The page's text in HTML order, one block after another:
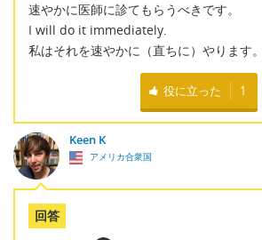
速やかに医師に診てもらうべきです。
I will do it immediately.
私はそれを速やかに（直ちに）やります。
役に立った 1
Keen K
アメリカ合衆国
回答